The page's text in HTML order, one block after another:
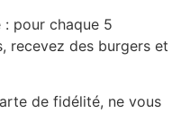
pour chaque 5
recevez des burgers et
de fidélité, ne vous